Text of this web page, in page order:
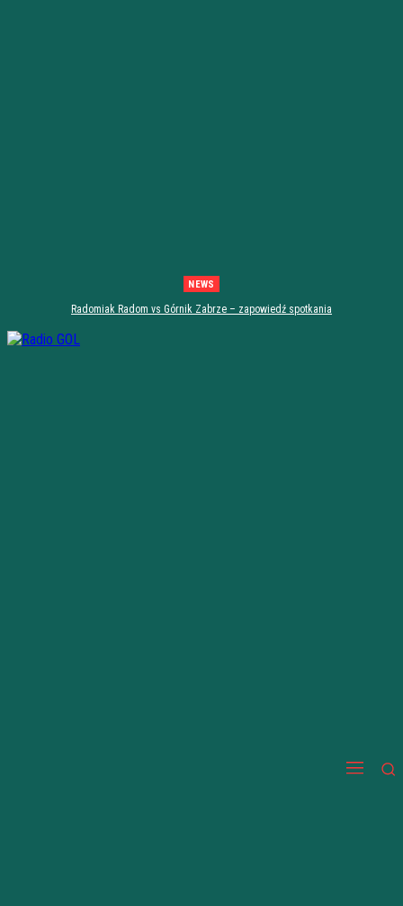
NEWS
Radomiak Radom vs Górnik Zabrze – zapowiedź spotkania